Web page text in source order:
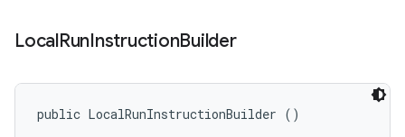
LocalRunInstructionBuilder
public LocalRunInstructionBuilder ()